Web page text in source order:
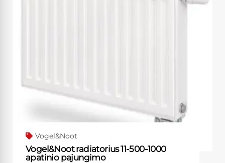
Vogel&Noot
Vogel&Noot radiatorius 11-500-1000
apatinio pajungimo